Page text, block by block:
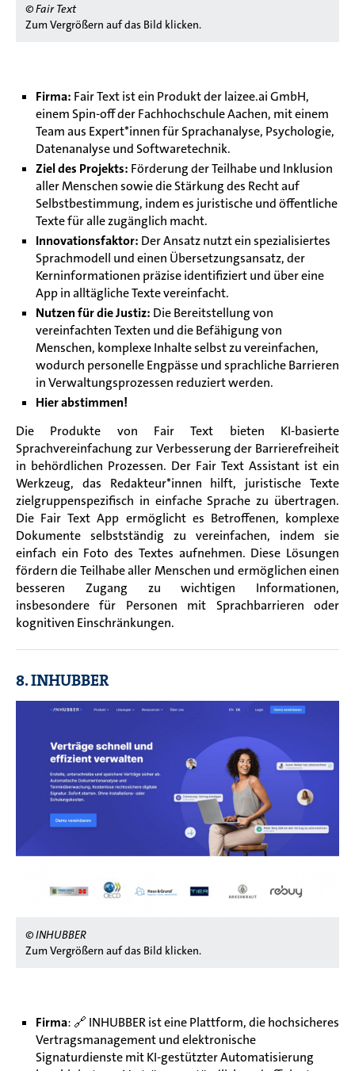
© Fair Text
Zum Vergrößern auf das Bild klicken.
Firma: Fair Text ist ein Produkt der laizee.ai GmbH,
einem Spin-off der Fachhochschule Aachen, mit einem
Team aus Expert*innen für Sprachanalyse, Psychologie,
Datenanalyse und Softwaretechnik.
Ziel des Projekts: Förderung der Teilhabe und Inklusion
aller Menschen sowie die Stärkung des Recht auf
Selbstbestimmung, indem es juristische und öffentliche
Texte für alle zugänglich macht.
Innovationsfaktor: Der Ansatz nutzt ein spezialisiertes
Sprachmodell und einen Übersetzungsansatz, der
Kerninformationen präzise identifiziert und über eine
App in alltägliche Texte vereinfacht.
Nutzen für die Justiz: Die Bereitstellung von
vereinfachten Texten und die Befähigung von
Menschen, komplexe Inhalte selbst zu vereinfachen,
wodurch personelle Engpässe und sprachliche Barrieren
in Verwaltungsprozessen reduziert werden.
Hier abstimmen!
Die Produkte von Fair Text bieten KI-basierte
Sprachvereinfachung zur Verbesserung der Barrierefreiheit
in behördlichen Prozessen. Der Fair Text Assistant ist ein
Werkzeug, das Redakteur*innen hilft, juristische Texte
zielgruppenspezifisch in einfache Sprache zu übertragen.
Die Fair Text App ermöglicht es Betroffenen, komplexe
Dokumente selbstständig zu vereinfachen, indem sie
einfach ein Foto des Textes aufnehmen. Diese Lösungen
fördern die Teilhabe aller Menschen und ermöglichen einen
besseren Zugang zu wichtigen Informationen,
insbesondere für Personen mit Sprachbarrieren oder
kognitiven Einschränkungen.
8. INHUBBER
© INHUBBER
Zum Vergrößern auf das Bild klicken.
Firma: 🔗 INHUBBER ist eine Plattform, die hochsicheres
Vertragsmanagement und elektronische
Signaturdienste mit KI-gestützter Automatisierung